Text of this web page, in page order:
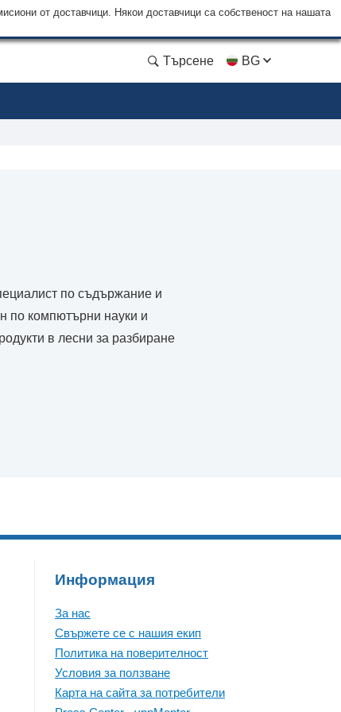
от доставчици. Някои доставчици са собственост на нашата
Търсене BG
по съдържание и
по компютърни науки и
в лесни за разбиране
Информация
За нас
Свържете се с нашия екип
Политика на поверителност
Условия за ползване
Карта на сайта за потребители